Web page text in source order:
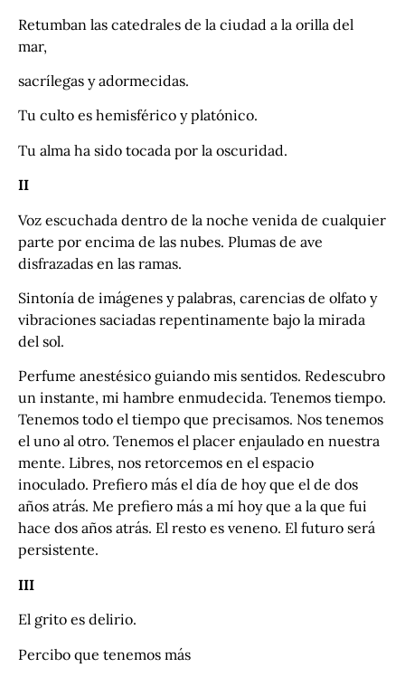
Retumban las catedrales de la ciudad a la orilla del
mar,
sacrílegas y adormecidas.
Tu culto es hemisférico y platónico.
Tu alma ha sido tocada por la oscuridad.
II
Voz escuchada dentro de la noche venida de cualquier
parte por encima de las nubes. Plumas de ave
disfrazadas en las ramas.
Sintonía de imágenes y palabras, carencias de olfato y
vibraciones saciadas repentinamente bajo la mirada
del sol.
Perfume anestésico guiando mis sentidos. Redescubro
un instante, mi hambre enmudecida. Tenemos tiempo.
Tenemos todo el tiempo que precisamos. Nos tenemos
el uno al otro. Tenemos el placer enjaulado en nuestra
mente. Libres, nos retorcemos en el espacio
inoculado. Prefiero más el día de hoy que el de dos
años atrás. Me prefiero más a mí hoy que a la que fui
hace dos años atrás. El resto es veneno. El futuro será
persistente.
III
El grito es delirio.
Percibo que tenemos más